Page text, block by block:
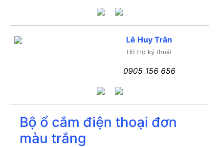
Lê Huy Trân
Hỗ trợ kỹ thuật
0905 156 656
Bộ ổ cắm điện thoại đơn
màu trắng